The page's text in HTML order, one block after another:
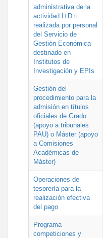
administrativa de la
actividad I+D+i
realizada por personal
del Servicio de
Gestión Económica
destinado en
Institutos de
Investigación y EPIs
Gestión del
procedimiento para la
admisión en títulos
oficiales de Grado
(apoyo a tribunales
PAU) o Máster (apoyo
a Comisiones
Académicas de
Máster)
Operaciones de
tesorería para la
realización efectiva
del pago
Programa
competiciones y